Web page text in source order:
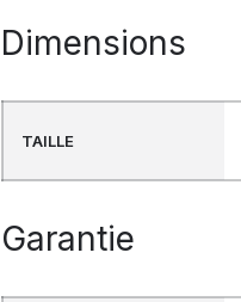
Dimensions
TAILLE
Garantie